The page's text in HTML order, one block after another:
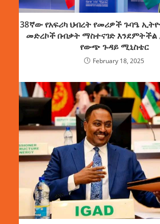
38ኛው የአፍሪካ ህብረት የመሪዎች ጉባዔ
መድረኮች በብቃት ማስተናገድ እንደምትችል
የውጭ ጉዳይ ሚኒስቴር
February 18, 2025